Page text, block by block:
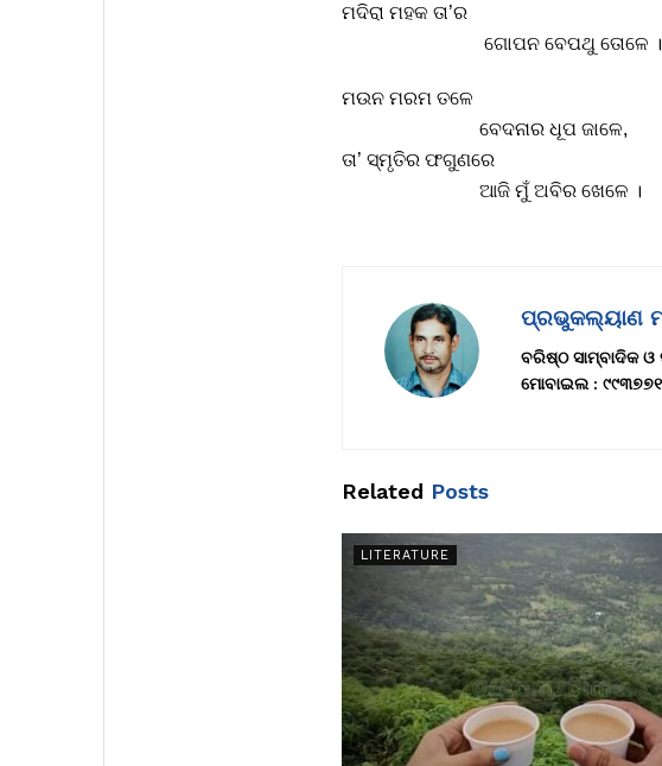
ମଦିରା ମହକ ତା’ର
ଗୋପନ ବେପଥୁ ତୋଳେ ।
ମଉନ ମରମ ତଳେ
ବେଦନାର ଧୂପ ଜାଳେ,
ତା’ ସ୍ମୃତିର ଫଗୁଣରେ
ଆଜି ମୁଁ ଅବିର ଖେଳେ ।
ପ୍ରଭୁକଲ୍ୟାଣ
ବରିଷ୍ଠ ସାମ୍ବାଦିକ ଓ
ମୋବାଇଲ :
Related Posts
LITERATURE